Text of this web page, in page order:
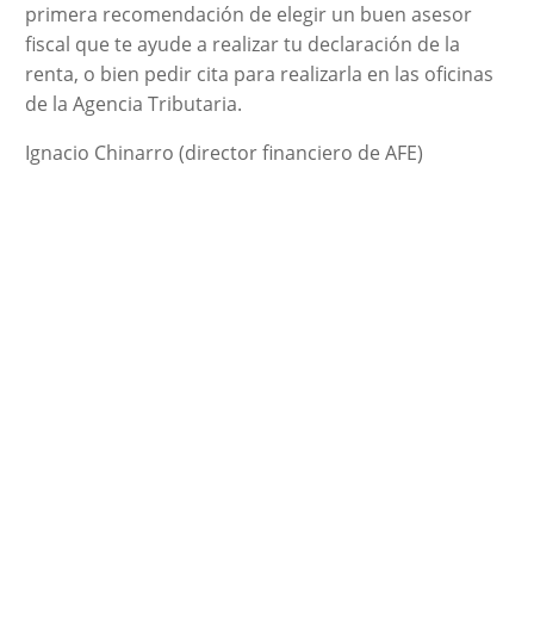
primera recomendación de elegir un buen asesor
fiscal que te ayude a realizar tu declaración de la
renta, o bien pedir cita para realizarla en las oficinas
de la Agencia Tributaria.
Ignacio Chinarro (director financiero de AFE)